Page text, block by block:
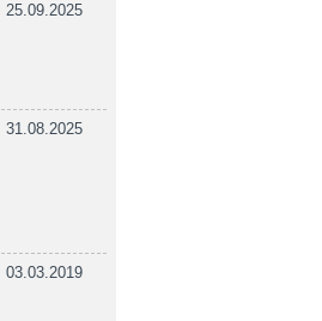
25.09.2025
31.08.2025
03.03.2019